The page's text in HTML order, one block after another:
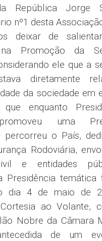
República Jorge
nº1 desta
deixar de
Promoção da
ele que a
diretamente
da sociedade em
que enquanto
uma
percorreu o País,
Rodoviária,
e entidades
Presidência temática
dia 4 de maio de
ao Volante,
Nobre da Câmara
de um